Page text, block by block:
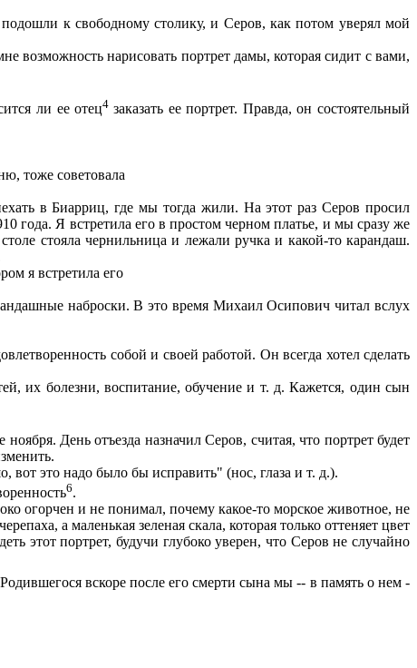
к свободному столику, и Серов, как потом уверял мой
возможность нарисовать портрет дамы, которая сидит с вами,
ли ее отец4 заказать ее портрет. Правда, он состоятельный
тоже советовала
в Биарриц, где мы тогда жили. На этот раз Серов просил
года. Я встретила его в простом черном платье, и мы сразу же
стояла чернильница и лежали ручка и какой-то карандаш.
я встретила его
наброски. В это время Михаил Осипович читал вслух
собой и своей работой. Он всегда хотел сделать
их болезни, воспитание, обучение и т. д. Кажется, один сын
День отъезда назначил Серов, считая, что портрет будет
вот это надо было бы исправить" (нос, глаза и т. д.).
6.
огорчен и не понимал, почему какое-то морское животное, не
а маленькая зеленая скала, которая только оттеняет цвет
этот портрет, будучи глубоко уверен, что Серов не случайно
вскоре после его смерти сына мы -- в память о нем -